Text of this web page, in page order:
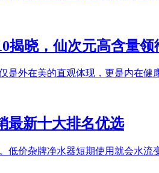
揭晓，仙次元高含量领
外在美的直观体现，更是内在
最新十大排名优选
价杂牌净水器短期使用就会水